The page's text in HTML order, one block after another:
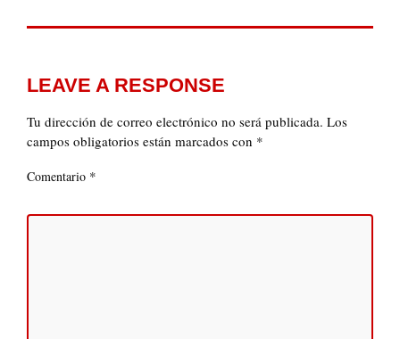
LEAVE A RESPONSE
Tu dirección de correo electrónico no será publicada. Los
campos obligatorios están marcados con *
Comentario *